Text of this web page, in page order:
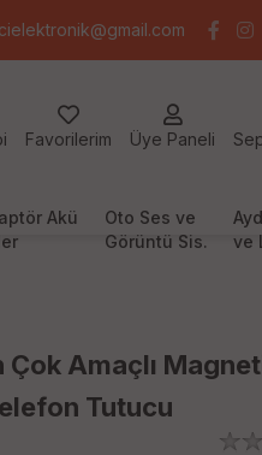
Favorilerim Üye Paneli
Akü
Oto Ses ve
Görüntü Sis.
ve
Amaçlı
Tutucu